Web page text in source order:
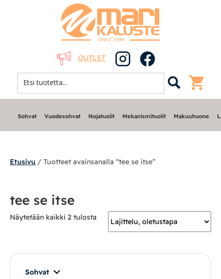
OUTLET
Nojatuolit
Makuuhuone
Sohvat Vuodesohvat Nojatuolit Mekanismituolit Makuuhuone
Etusivu / Tuotteet avainsanalla “tee se itse”
tee se itse
Näytetään kaikki 2 tulosta
Sohvat